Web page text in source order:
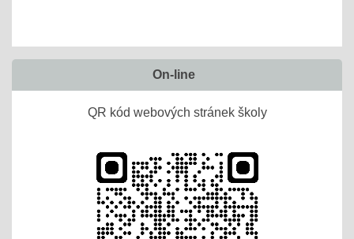
On-line
QR kód webových stránek školy